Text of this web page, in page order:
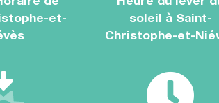
et-
soleil à Saint-
Christophe-et-